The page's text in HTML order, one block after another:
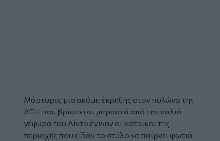
Μάρτυρες μια ακόμη έκρηξης στον πυλώνα της
ΔΕΗ που βρίσκεται μπροστά από την παλιά
γέφυρα του Λίντο έγιναν οι κάτοικοι της
περιοχής που είδαν το στύλο να παίρνει φωτιά